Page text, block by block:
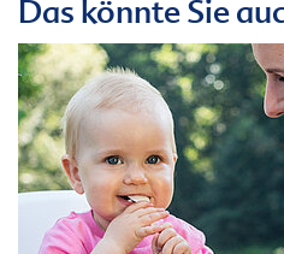
Das könnte Sie